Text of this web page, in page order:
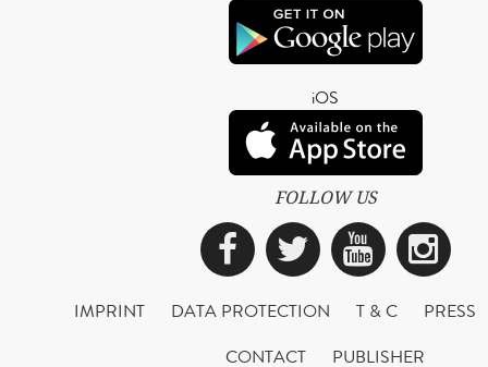
iOS
FOLLOW US
Facebook
Twitter
IMPRINT DATA PROTECTION T & C
PRESS
CONTACT
PUBLISHER